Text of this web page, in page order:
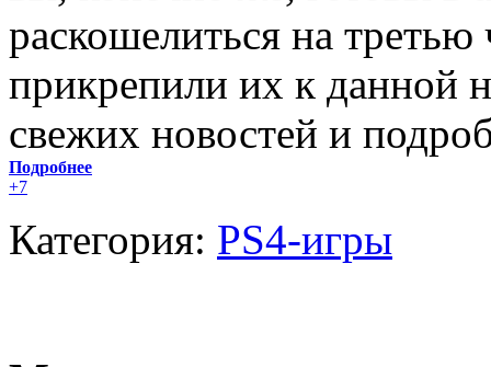
раскошелиться на третью
прикрепили их к данной
свежих новостей и
Подробнее
+7
Категория: PS4-игры